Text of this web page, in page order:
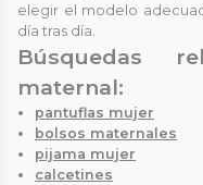
elegir el modelo
día tras día.
Búsquedas
maternal:
pantuflas mujer
bolsos maternales
pijama mujer
calcetines